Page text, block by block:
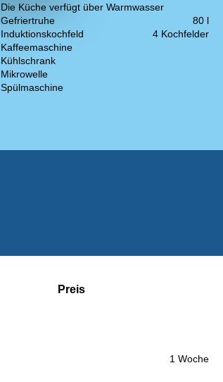
Die Küche verfügt über Warmwasser
Gefriertruhe
80 l
Induktionskochfeld
4 Kochfelder
Kaffeemaschine
Kühlschrank
Mikrowelle
Spülmaschine
Preis
1 Woche